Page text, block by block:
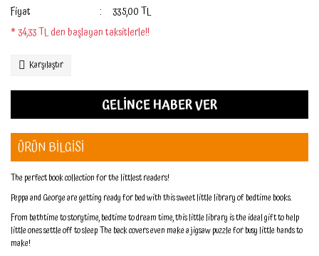
Fiyat
335,00 TL
* 34,33 TL den başlayan taksitlerle!!
Karşılaştır
GELİNCE HABER VER
ÜRÜN BİLGİSİ
The perfect book collection for the littlest readers!
Peppa and George are getting ready for bed with this sweet little library of bedtime books.
From bathtime to storytime, bedtime to dream time, this little library is the ideal gift to help
little ones settle off to sleep. The back covers even make a jigsaw puzzle for busy little hands to
make!